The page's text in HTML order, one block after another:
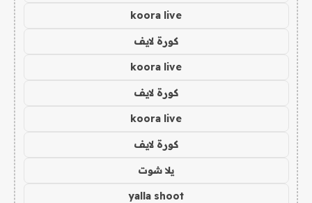
koora live
كورة لايف
koora live
كورة لايف
koora live
كورة لايف
يلا شوت
yalla shoot